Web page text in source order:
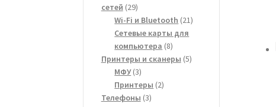
сетей 2929
товаров
Wi-Fi и Bluetooth 2121
Сетевые карты для
компьютера 88
товаров
Принтеры и сканеры 55
МФУ 33
товара
Принтеры 22
Телефоны 33